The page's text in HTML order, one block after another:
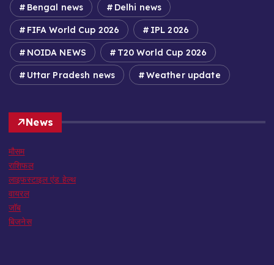
Bengal news Delhi news
FIFA World Cup 2026 IPL 2026
NOIDA NEWS T20 World Cup 2026
Uttar Pradesh news Weather update
News
मौसम
राशिफल
लाइफस्टाइल एंड हेल्थ
वायरल
जॉब
बिजनेस